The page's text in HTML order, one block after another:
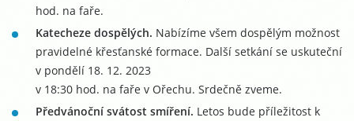
hod. na faře.
Katecheze dospělých. Nabízíme všem dospělým možnost
pravidelné křesťanské formace. Další setkání se uskuteční
v pondělí 18. 12. 2023
v 18:30 hod. na faře v Ořechu. Srdečně zveme.
Předvánoční svátost smíření. Letos bude příležitost k